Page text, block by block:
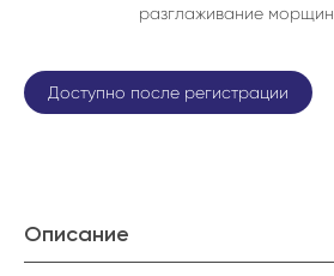
разглаживание морщин
Доступно после регистрации
Описание